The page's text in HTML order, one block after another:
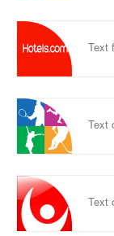
Text
Text
Text